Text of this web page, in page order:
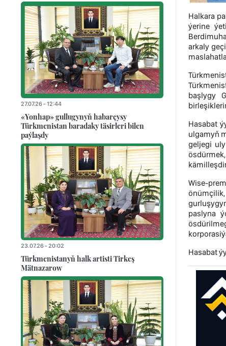
Halkara
ýerine
arkaly
başlygy
Hasabat
ulgamyň
geljegi
Wise-
paslyna
Hasabat
27.07.26 - 12:44
«Yonhap» gullugynyň habarçysy
Türkmenistan baradaky täsirleri bilen
paýlaşdy
23.07.26 - 20:02
Türkmenistanyň halk artisti Tirkeş
Mätnazarow